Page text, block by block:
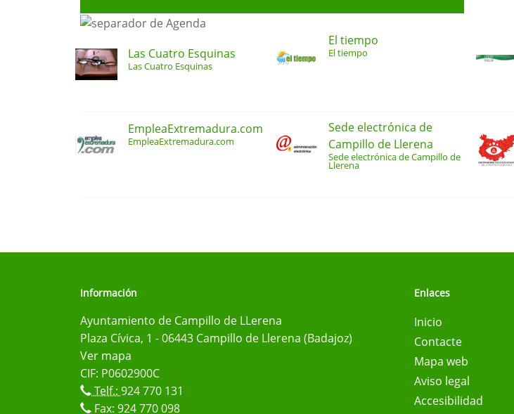
Las Cuatro Esquinas
Las Cuatro Esquinas
El tiempo
El tiempo
EmpleaExtremadura.com
EmpleaExtremadura.com
Sede electrónica de
Campillo de Llerena
Sede electrónica de Campillo de
Llerena
Información
Ayuntamiento de Campillo de LLerena
Plaza Cívica, 1 - 06443 Campillo de Llerena (Badajoz)
Ver mapa
CIF: P0602900C
Telf.: 924 770 131
Fax: 924 770 098
Enlaces
Inicio
Contacte
Mapa web
Aviso legal
Accesibilidad